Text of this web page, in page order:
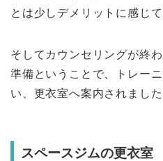
とは少しデメリットに感じ
そしてカウンセリングが終
準備ということで、トレー
い、更衣室へ案内されました
スペースジムの更衣室